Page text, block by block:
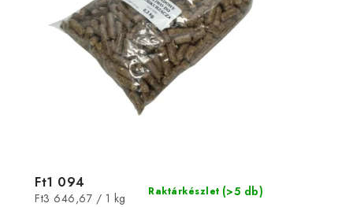
Raktárkészlet (>5 db)
Ft1 094
Egységár:
Ft3 646,67 / 1 kg